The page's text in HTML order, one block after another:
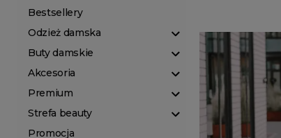
Bestsellery
Odzież damska
Buty damskie
Akcesoria
Premium
Strefa beauty
Promocja